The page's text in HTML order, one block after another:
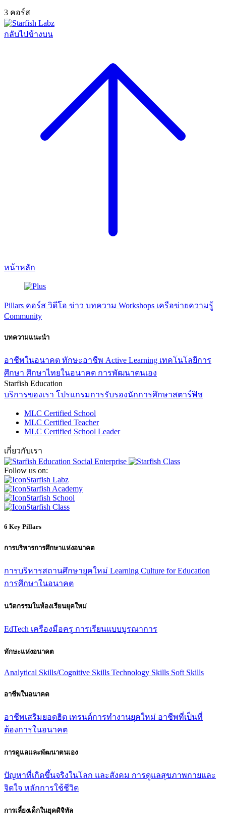
3 คอร์ส
กลับไปข้างบน
หน้าหลัก
Pillars คอร์ส วิดีโอ ข่าว บทความ Workshops เครือข่ายความรู้
Community
บทความแนะนำ
อาชีพในอนาคต ทักษะอาชีพ Active Learning เทคโนโลยีการ
ศึกษา ศึกษาไทยในอนาคต การพัฒนาตนเอง
Starfish Education
บริการของเรา โปรแกรมการรับรองนักการศึกษาสตาร์ฟิช
MLC Certified School
MLC Certified Teacher
MLC Certified School Leader
เกี่ยวกับเรา
Follow us on:
Starfish Labz
Starfish Academy
Starfish School
Starfish Class
6 Key Pillars
การบริหารการศึกษาแห่งอนาคต
การบริหารสถานศึกษายุคใหม่ Learning Culture for Education
การศึกษาในอนาคต
นวัตกรรมในห้องเรียนยุคใหม่
EdTech เครืองมือครู การเรียนแบบบูรณาการ
ทักษะแห่งอนาคต
Analytical Skills/Cognitive Skills Technology Skills Soft Skills
อาชีพในอนาคต
อาชีพเสริมยอดฮิต เทรนด์การทํางานยุคใหม่ อาชีพที่เป็นที่
ต้องการในอนาคต
การดูแลและพัฒนาตนเอง
ปัญหาที่เกิดขึ้นจริงในโลก และสังคม การดูแลสุขภาพกายและ
จิตใจ หลักการใช้ชีวิต
การเลี้ยงเด็กในยุคดิจิทัล